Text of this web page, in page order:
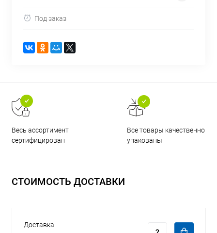
Под заказ
Весь ассортимент
сертифицирован
Все товары качественно
упакованы
СТОИМОСТЬ ДОСТАВКИ
Доставка